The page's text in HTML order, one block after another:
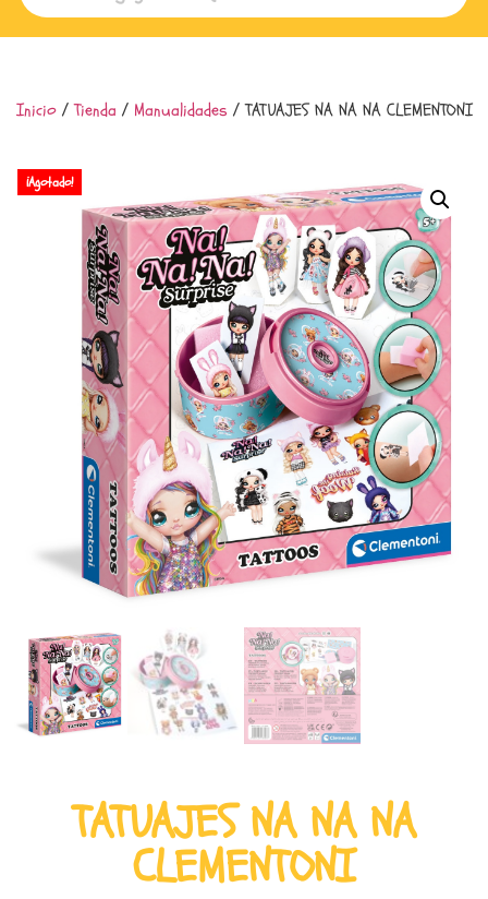
Inicio/Tienda / Manualidades / TATUAJES NA NA NA CLEMENTONI
¡Agotado!
TATUAJES NA NA NA
CLEMENTONI